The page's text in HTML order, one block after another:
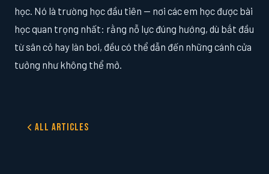
học. Nó là trường học đầu tiên — nơi các em học được bài
học quan trọng nhất: rằng nỗ lực đúng hướng, dù bắt đầu
từ sân cỏ hay làn bơi, đều có thể dẫn đến những cánh cửa
tưởng như không thể mở.
All Articles